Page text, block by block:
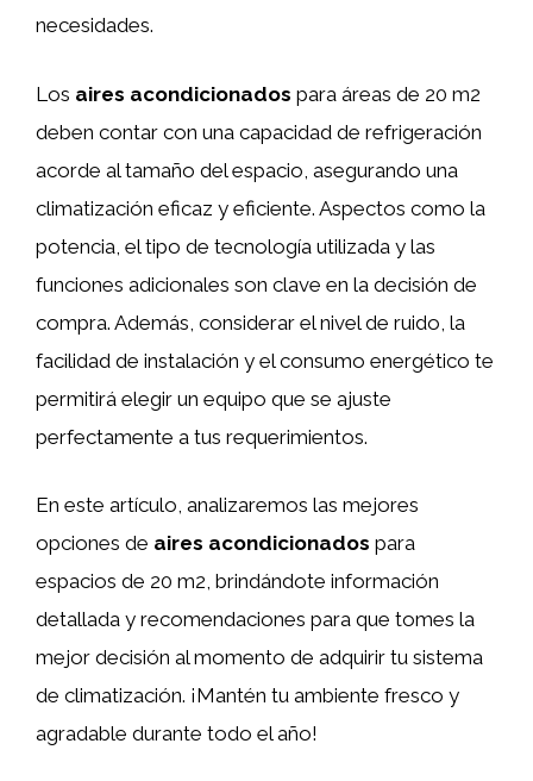
necesidades.
Los aires acondicionados para áreas de 20 m2
deben contar con una capacidad de refrigeración
acorde al tamaño del espacio, asegurando una
climatización eficaz y eficiente. Aspectos como la
potencia, el tipo de tecnología utilizada y las
funciones adicionales son clave en la decisión de
compra. Además, considerar el nivel de ruido, la
facilidad de instalación y el consumo energético te
permitirá elegir un equipo que se ajuste
perfectamente a tus requerimientos.
En este artículo, analizaremos las mejores
opciones de aires acondicionados para
espacios de 20 m2, brindándote información
detallada y recomendaciones para que tomes la
mejor decisión al momento de adquirir tu sistema
de climatización. ¡Mantén tu ambiente fresco y
agradable durante todo el año!